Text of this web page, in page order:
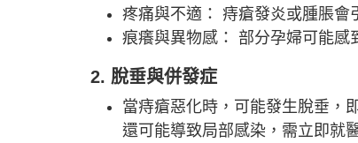
疼痛與不適： 痔瘡發炎或腫脹會
痕癢與異物感： 部分孕婦可能感
2. 脫垂與併發症
當痔瘡惡化時，可能發生脫垂，
還可能導致局部感染，需立即就